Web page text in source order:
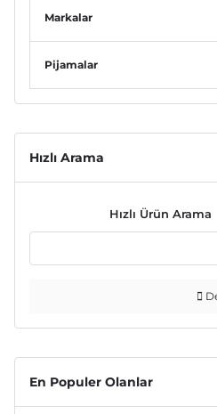
Markalar
Pijamalar
Hızlı Arama
Hızlı Ürün Arama
En Populer Olanlar